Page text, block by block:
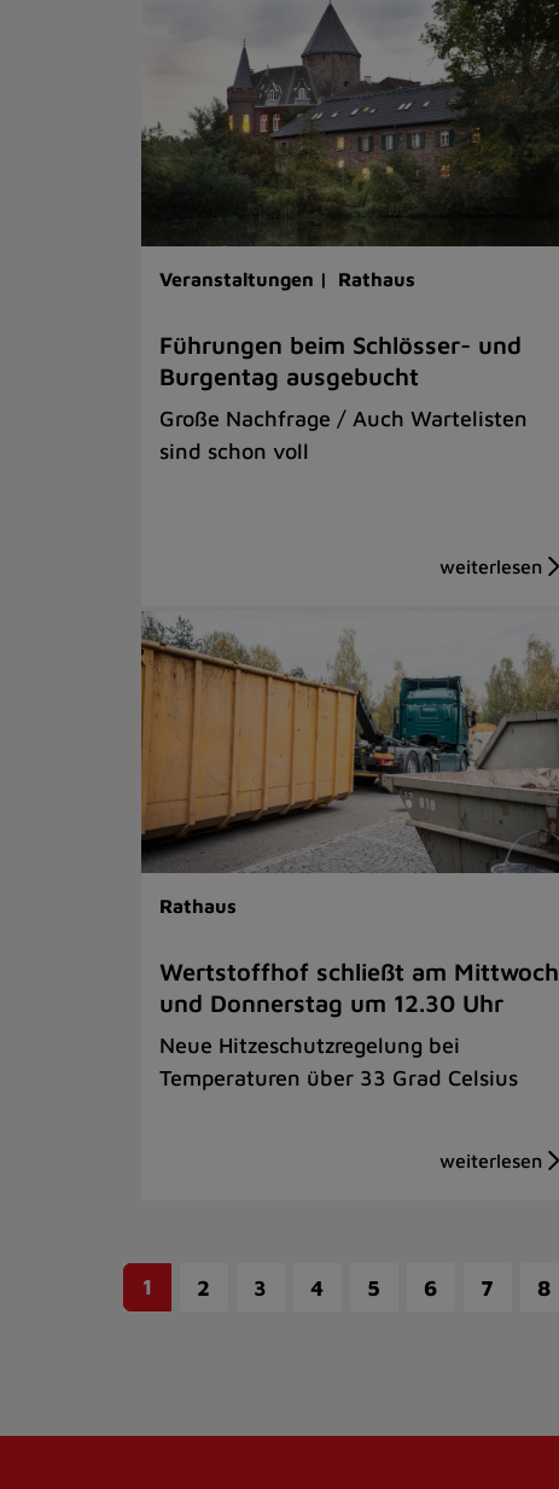
Veranstaltungen | Rathaus
Führungen beim Schlösser- und
Burgentag ausgebucht
Große Nachfrage / Auch Wartelisten
sind schon voll
Rathaus
Wertstoffhof schließt am Mittwoch
und Donnerstag um 12.30 Uhr
Neue Hitzeschutzregelung bei
Temperaturen über 33 Grad Celsius
1 2 3 4 5 6 7 8